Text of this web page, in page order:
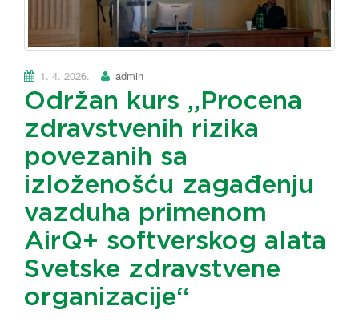
1. 4. 2026. admin
Održan kurs „Procena
zdravstvenih rizika
povezanih sa
izloženošću zagađenju
vazduha primenom
AirQ+ softverskog alata
Svetske zdravstvene
organizacije“